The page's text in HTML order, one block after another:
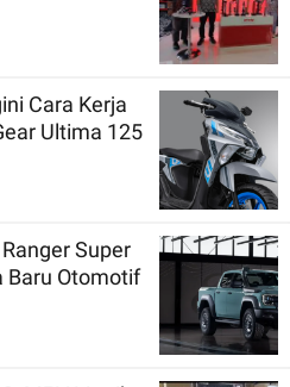
Cara Kerja
Ultima 125
Super
Baru Otomotif